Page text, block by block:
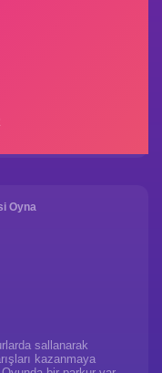
Oyna
sallanarak
kazanmaya